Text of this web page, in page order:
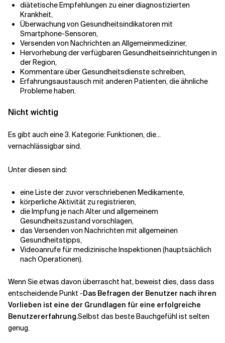
diätetische Empfehlungen zu einer diagnostizierten
Krankheit,
Überwachung von Gesundheitsindikatoren mit
Smartphone-Sensoren,
Versenden von Nachrichten an Allgemeinmediziner,
Hervorhebung der verfügbaren Gesundheitseinrichtungen in
der Region,
Kommentare über Gesundheitsdienste schreiben,
Erfahrungsaustausch mit anderen Patienten, die ähnliche
Probleme haben.
Nicht wichtig
Es gibt auch eine 3. Kategorie: Funktionen, die...
vernachlässigbar sind.
Unter diesen sind:
eine Liste der zuvor verschriebenen Medikamente,
körperliche Aktivität zu registrieren,
die Impfung je nach Alter und allgemeinem
Gesundheitszustand vorschlagen,
das Versenden von Nachrichten mit allgemeinen
Gesundheitstipps,
Videoanrufe für medizinische Inspektionen (hauptsächlich
nach Operationen).
Wenn Sie etwas davon überrascht hat, beweist dies, dass dass
entscheidende Punkt -Das Befragen der Benutzer nach ihren
Vorlieben ist eine der Grundlagen für eine erfolgreiche
Benutzererfahrung.Selbst das beste Bauchgefühl ist selten
genug.